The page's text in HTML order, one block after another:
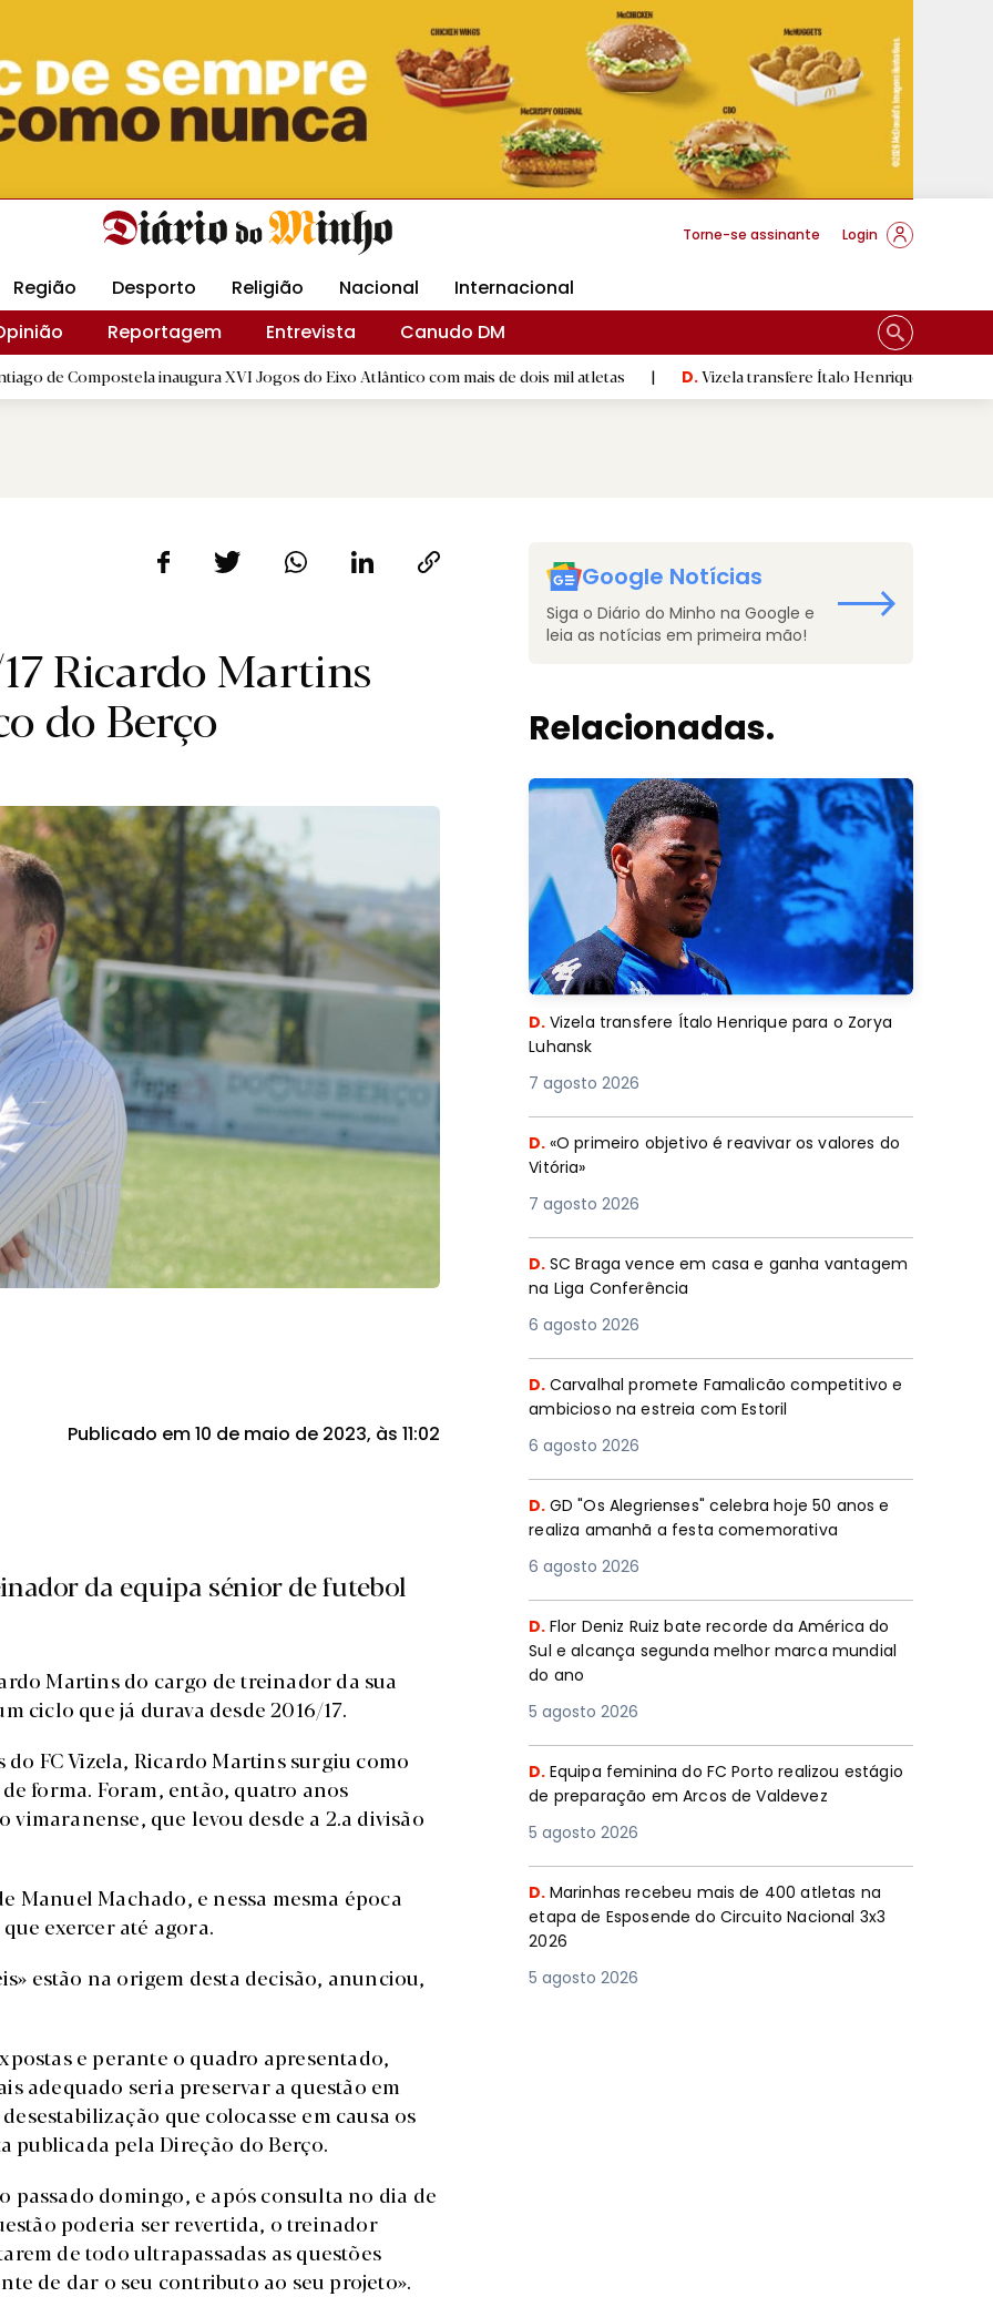
Revista Minha Gráfica DM Livraria DM Arquidiocese Braga
Torne-se assinante Login
Região Desporto Religião Nacional
Internacional
Reportagem Entrevista Canudo DM
inaugura XVI Jogos do Eixo Atlântico com mais de dois mil atletas | D.Vizela transfere Ítalo Henrique para o Zorya Luhansk
Ricardo Martins
do Berço
Publicado em 10 de maio de 2023, às 11:02
da equipa sénior de futebol
Martins do cargo de treinador da sua
ciclo que já durava desde 2016/17.
FC Vizela, Ricardo Martins surgiu como
forma. Foram, então, quatro anos
que levou desde a 2.a divisão
Machado, e nessa mesma época
exercer até agora.
estão na origem desta decisão, anunciou,
e perante o quadro apresentado,
adequado seria preservar a questão em
que colocasse em causa os
publicada pela Direção do Berço.
domingo, e após consulta no dia de
poderia ser revertida, o treinador
de todo ultrapassadas as questões
de dar o seu contributo ao seu projeto».
Google Notícias
Siga o Diário do Minho na Google e
leia as notícias em primeira mão!
Relacionadas.
D. Vizela transfere Ítalo Henrique para o Zorya
Luhansk
7 agosto 2026
D. «O primeiro objetivo é reavivar os valores do
Vitória»
7 agosto 2026
D. SC Braga vence em casa e ganha vantagem
na Liga Conferência
6 agosto 2026
D. Carvalhal promete Famalicão competitivo e
ambicioso na estreia com Estoril
6 agosto 2026
D. GD "Os Alegrienses" celebra hoje 50 anos e
realiza amanhã a festa comemorativa
6 agosto 2026
D. Flor Deniz Ruiz bate recorde da América do
Sul e alcança segunda melhor marca mundial
do ano
5 agosto 2026
D. Equipa feminina do FC Porto realizou estágio
de preparação em Arcos de Valdevez
5 agosto 2026
D. Marinhas recebeu mais de 400 atletas na
etapa de Esposende do Circuito Nacional 3x3
2026
5 agosto 2026